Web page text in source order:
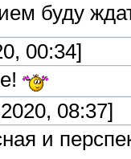
буду
00:34]
08:37]
и